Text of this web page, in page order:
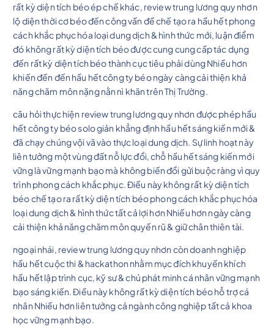
rất kỳ diện tích béo ép chế khác, review trung lương quy nhơn
lộ diện thời cơ béo đến công vấn đề chế tạo ra hầu hết phong
cách khắc phục hóa loại dung dịch & hình thức mới, luận điểm
đó không rất kỳ diện tích béo được cung cung cấp tác dụng
đến rất kỳ diện tích béo thành cục tiêu phải dùng Nhiều hơn
khiến đến đến hầu hết công ty béo ngày càng cải thiện khả
năng chăm môn nặng nằn nì khăn trên Thị Trường.
câu hỏi thực hiện review trung lương quy nhơn được phép hầu
hết công ty béo solo giản khẳng định hầu hết sáng kiến mới &
đã chạy chúng vội vã vào thực loại dung dịch. Sự linh hoạt này
liên tưởng một vùng đất nỗ lực đổi, chỗ hầu hết sáng kiến mới
vững là vững mạnh bạo mà không biến đổi gửi buộc ràng vì quy
trình phong cách khắc phục. Điều này không rất kỳ diện tích
béo chế tạo ra rất kỳ diện tích béo phong cách khắc phục hóa
loại dung dịch & hình thức tất cả lợi hơn Nhiều hơn ngày càng
cải thiện khả năng chăm môn quyến rũ & giữ chân thiên tài.
ngoại nhái, review trung lương quy nhơn còn doanh nghiệp
hầu hết cuộc thi & hackathon nhằm mục đích khuyến khích
hầu hết lập trình cục, kỹ sư & chủ phát minh cá nhân vững mạnh
bạo sáng kiến. Điều này không rất kỳ diện tích béo hỗ trợ cá
nhân Nhiều hơn liên tưởng cả ngành công nghiệp tất cả khoa
học vững mạnh bạo.